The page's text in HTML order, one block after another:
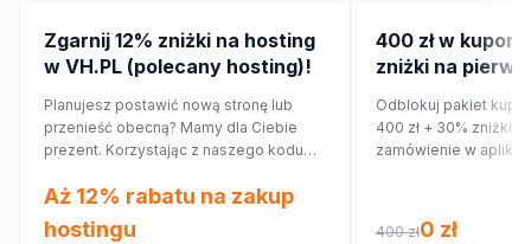
Zgarnij 12% zniżki na hosting
w VH.PL (polecany hosting)!
Planujesz postawić nową stronę lub
przenieść obecną? Mamy dla Ciebie
prezent. Korzystając z naszego kodu
12%!
Aż 12% rabatu na zakup
hostingu
400 zł w
zniżki na
Odblokuj pakiet
400 zł + 30% zniżki
zamówienie w
400 zł0 zł